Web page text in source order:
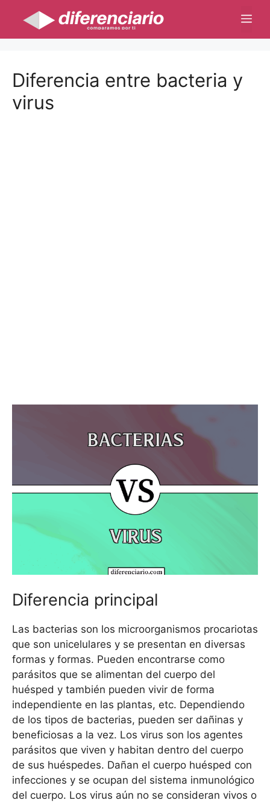
contenido
Diferencia entre bacteria y
virus
Diferencia principal
Las bacterias son los microorganismos procariotas
que son unicelulares y se presentan en diversas
formas y formas. Pueden encontrarse como
parásitos que se alimentan del cuerpo del
huésped y también pueden vivir de forma
independiente en las plantas, etc. Dependiendo
de los tipos de bacterias, pueden ser dañinas y
beneficiosas a la vez. Los virus son los agentes
parásitos que viven y habitan dentro del cuerpo
de sus huéspedes. Dañan el cuerpo huésped con
infecciones y se ocupan del sistema inmunológico
del cuerpo. Los virus aún no se consideran vivos o